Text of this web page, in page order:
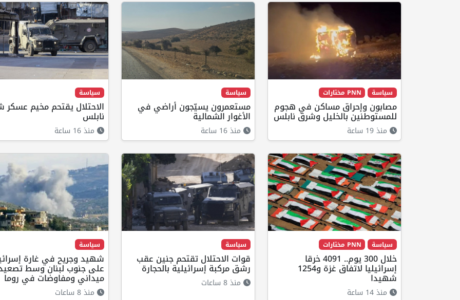
سياسة PNN مختارات
مصابون وإحراق مساكن في هجوم
للمستوطنين بالخليل وشرق نابلس
منذ 19 ساعة
سياسة
مستعمرون يسيّجون أراضي في
الأغوار الشمالية
منذ 16 ساعة
سياسة
الاحتلال يقتحم مخيم
نابلس
منذ 16 ساعة
سياسة PNN مختارات
خلال 300 يوم.. 4091 خرقا
إسرائيليا لاتفاق غزة و1254
شهيدا
منذ 14 ساعة
سياسة
قوات الاحتلال تقتحم جنين عقب
رشق مركبة إسرائيلية بالحجارة
منذ 8 ساعات
سياسة
شهيد وجريح في غارة
على جنوب لبنان وسط
ميداني ومفاوضات في روما
منذ 8 ساعات